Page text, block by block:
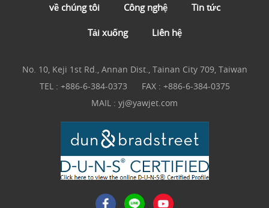
về chúng tôi Công nghệ Tin tức
Tải xuống Liên hệ
No. 10, Keji 1st Rd., Annan Dist., Tainan City 709, Taiwan
TEL : +886-6-384-0373
FAX : +886-6-384-0375
MAIL : yj@yawjet.com